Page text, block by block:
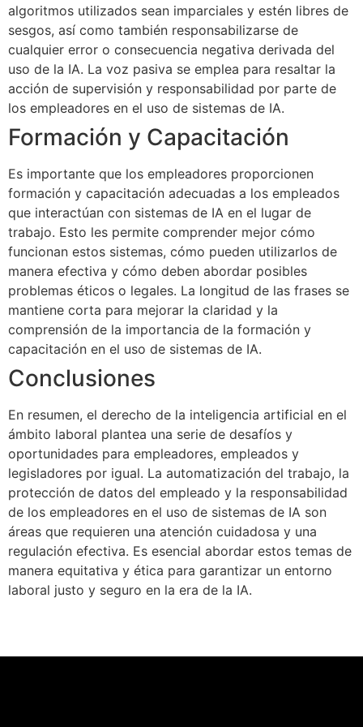
algoritmos utilizados sean imparciales y estén libres de
sesgos, así como también responsabilizarse de
cualquier error o consecuencia negativa derivada del
uso de la IA. La voz pasiva se emplea para resaltar la
acción de supervisión y responsabilidad por parte de
los empleadores en el uso de sistemas de IA.
Formación y Capacitación
Es importante que los empleadores proporcionen
formación y capacitación adecuadas a los empleados
que interactúan con sistemas de IA en el lugar de
trabajo. Esto les permite comprender mejor cómo
funcionan estos sistemas, cómo pueden utilizarlos de
manera efectiva y cómo deben abordar posibles
problemas éticos o legales. La longitud de las frases se
mantiene corta para mejorar la claridad y la
comprensión de la importancia de la formación y
capacitación en el uso de sistemas de IA.
Conclusiones
En resumen, el derecho de la inteligencia artificial en el
ámbito laboral plantea una serie de desafíos y
oportunidades para empleadores, empleados y
legisladores por igual. La automatización del trabajo, la
protección de datos del empleado y la responsabilidad
de los empleadores en el uso de sistemas de IA son
áreas que requieren una atención cuidadosa y una
regulación efectiva. Es esencial abordar estos temas de
manera equitativa y ética para garantizar un entorno
laboral justo y seguro en la era de la IA.